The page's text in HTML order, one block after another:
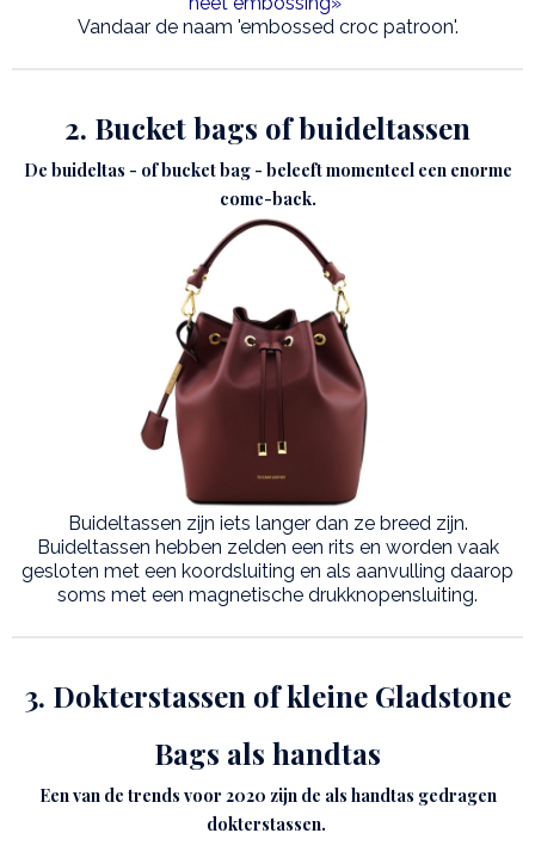
Vandaar de naam 'embossed croc patroon'.
2. Bucket bags of buideltassen
De buideltas - of bucket bag - beleeft momenteel een enorme
come-back.
Buideltassen zijn iets langer dan ze breed zijn.
Buideltassen hebben zelden een rits en worden vaak
gesloten met een koordsluiting en als aanvulling daarop
soms met een magnetische drukknopensluiting.
3. Dokterstassen of kleine Gladstone
Bags als handtas
Een van de trends voor 2020 zijn de als handtas gedragen
dokterstassen.